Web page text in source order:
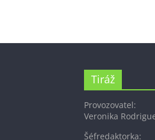
Tiráž
Provozovatel:
Veronika
Šéfredaktorka: